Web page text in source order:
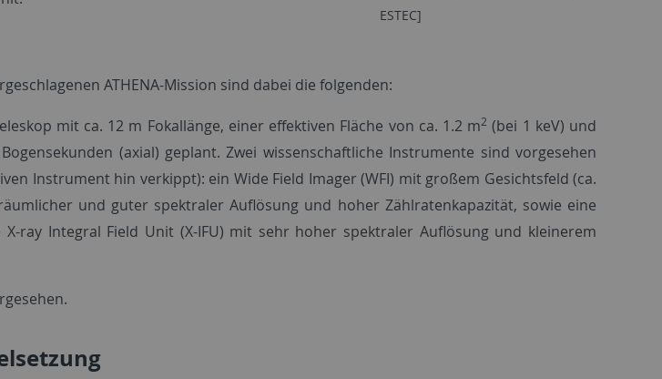
ESTEC]
ATHENA-Mission sind dabei die folgenden:
mit ca. 12 m Fokallänge, einer effektiven Fläche von ca. 1.2 m2 (bei 1 keV) und
(axial) geplant. Zwei wissenschaftliche Instrumente sind vorgesehen
Instrument hin verkippt): ein Wide Field Imager (WFI) mit großem Gesichtsfeld (ca.
und guter spektraler Auflösung und hoher Zählratenkapazität, sowie eine
X-ray Integral Field Unit (X-IFU) mit sehr hoher spektraler Auflösung und kleinerem